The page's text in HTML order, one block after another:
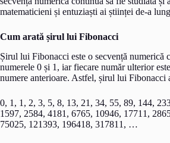
matematicieni și entuziaști ai științei de-a
Cum arată șirul lui Fibonacci
Șirul lui Fibonacci este o secvență numerică
numerele 0 și 1, iar fiecare număr ulterior
numere anterioare. Astfel, șirul lui Fibonacci
0, 1, 1, 2, 3, 5, 8, 13, 21, 34, 55, 89, 144,
1597, 2584, 4181, 6765, 10946, 17711,
75025, 121393, 196418, 317811, …